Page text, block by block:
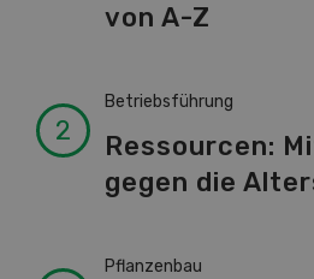
von A-Z
Betriebsführung
Ressourcen:
gegen die
Pflanzenbau